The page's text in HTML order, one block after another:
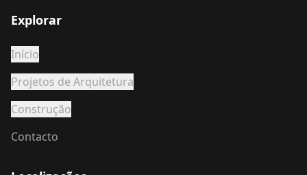
Explorar
Início
Projetos de Arquitetura
Construção
Contacto